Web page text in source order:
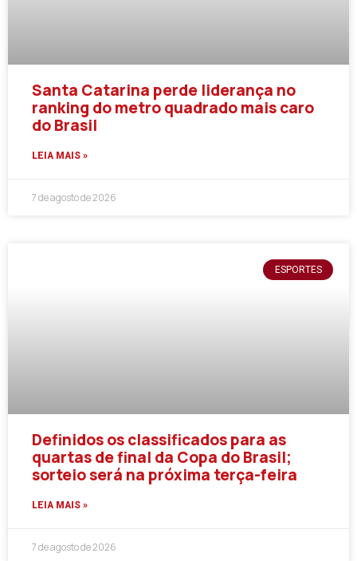
Santa Catarina perde liderança no
ranking do metro quadrado mais caro
do Brasil
LEIA MAIS »
7 de agosto de 2026
ESPORTES
Definidos os classificados para as
quartas de final da Copa do Brasil;
sorteio será na próxima terça-feira
LEIA MAIS »
7 de agosto de 2026